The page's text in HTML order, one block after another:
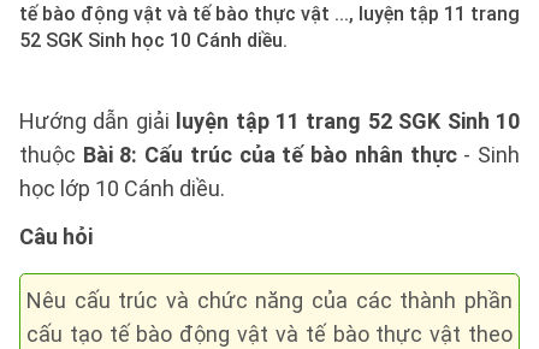
tế bào động vật và tế bào thực vật ..., luyện tập 11 trang
52 SGK Sinh học 10 Cánh diều.
Hướng dẫn giải luyện tập 11 trang 52 SGK Sinh 10
thuộc Bài 8: Cấu trúc của tế bào nhân thực- Sinh
học lớp 10 Cánh diều.
Câu hỏi
Nêu cấu trúc và chức năng của các thành phần
cấu tạo tế bào động vật và tế bào thực vật theo